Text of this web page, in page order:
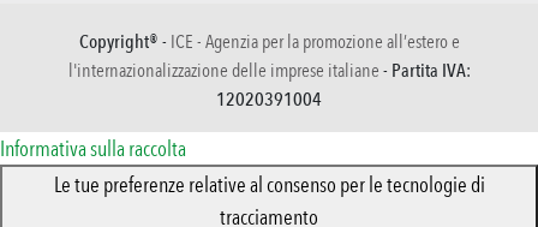
Copyright® - ICE - Agenzia per la promozione all’estero e
l'internazionalizzazione delle imprese italiane - Partita IVA:
12020391004
Informativa sulla raccolta
Le tue preferenze relative al consenso per le tecnologie di
tracciamento